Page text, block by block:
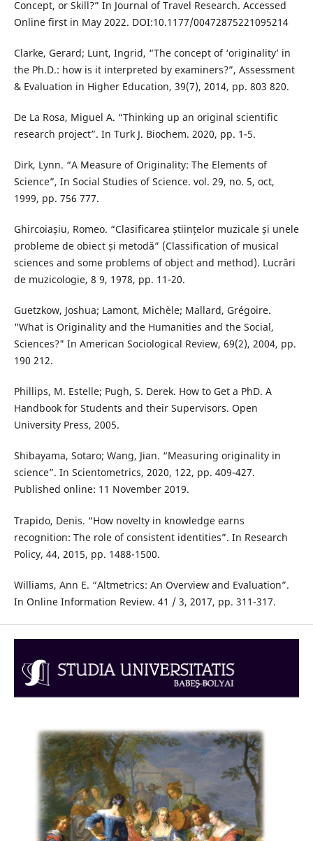
Concept, or Skill?” In Journal of Travel Research. Accessed
Online first in May 2022. DOI:10.1177/00472875221095214
Clarke, Gerard; Lunt, Ingrid, “The concept of ‘originality’ in
the Ph.D.: how is it interpreted by examiners?”, Assessment
& Evaluation in Higher Education, 39(7), 2014, pp. 803 820.
De La Rosa, Miguel A. “Thinking up an original scientific
research project”. In Turk J. Biochem. 2020, pp. 1-5.
Dirk, Lynn. “A Measure of Originality: The Elements of
Science”, In Social Studies of Science. vol. 29, no. 5, oct,
1999, pp. 756 777.
Ghircoiașiu, Romeo. “Clasificarea științelor muzicale și unele
probleme de obiect și metodă” (Classification of musical
sciences and some problems of object and method). Lucrări
de muzicologie, 8 9, 1978, pp. 11-20.
Guetzkow, Joshua; Lamont, Michèle; Mallard, Grégoire.
"What is Originality and the Humanities and the Social,
Sciences?" In American Sociological Review, 69(2), 2004, pp.
190 212.
Phillips, M. Estelle; Pugh, S. Derek. How to Get a PhD. A
Handbook for Students and their Supervisors. Open
University Press, 2005.
Shibayama, Sotaro; Wang, Jian. “Measuring originality in
science”. In Scientometrics, 2020, 122, pp. 409-427.
Published online: 11 November 2019.
Trapido, Denis. “How novelty in knowledge earns
recognition: The role of consistent identities”. In Research
Policy, 44, 2015, pp. 1488-1500.
Williams, Ann E. “Altmetrics: An Overview and Evaluation”.
In Online Information Review. 41 / 3, 2017, pp. 311-317.